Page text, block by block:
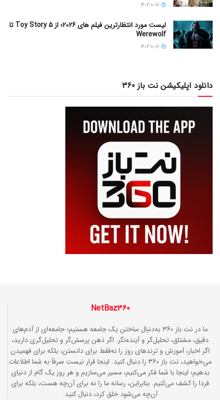
لیست مورد انتظارترین فیلم های 2026؛ از Toy Story 5 تا
Werewolf
دانلود اپلیکیشن نت باز 360
NetBaz360
ما در نت باز 360 به‌دنبال ساختن یک جامعه هستیم؛ جامعه‌ای از آدم‌های
دقیق، مشتاق، تحلیل‌گر و آینده‌نگر. اگر ذهن پرسش‌گر و تحلیل‌گری دارید،
اگر اخبار، آموزش و ترندهای روز را نه‌فقط برای دانستن، بلکه برای فهمیدن
می‌خواهید، نت باز 360 را دنبال کنید. اینجا قرار نیست صرفاً به شما اطلاعات
بدهیم؛ اینجا با شما فکر می‌کنیم، مسیر می‌سازیم و هر روز یک گام از دنیای
فردا را کشف می‌کنیم. بنابراین، رسانه ما را نه برای آن‌چه هست، بلکه برای
آن‌چه می‌شود خلق کرد، دنبال کنید.